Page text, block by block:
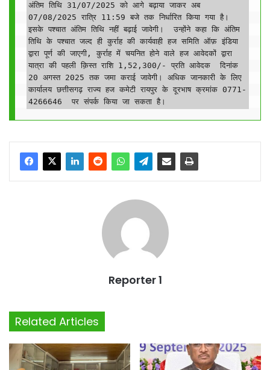
अंतिम तिथि 31/07/2025 को आगे बढ़ाया जाकर अब
07/08/2025 रात्रि 11:59 बजे तक निर्धारित किया गया है।
इसके पश्चात अंतिम तिथि नहीं बढ़ाई जावेगी।  उन्होंने कहा कि अंतिम
तिथि के पश्चात जल्द ही कुर्राह की कार्यवाही हज समिति ऑफ़ इंडिया
द्वारा पूर्ण की जाएगी, कुर्राह में चयनित होने वाले हज आवेदकों द्वारा
यात्रा की पहली क़िस्त राशि 1,52,300/- प्रति आवेदक  दिनांक
20 अगस्त 2025 तक जमा कराई जावेगी। अधिक जानकारी के लिए
कार्यालय छत्तीसगढ़ राज्य हज कमेटी रायपुर के दूरभाष क्रमांक 0771-
4266646  पर संपर्क किया जा सकता है।
Reporter 1
Related Articles